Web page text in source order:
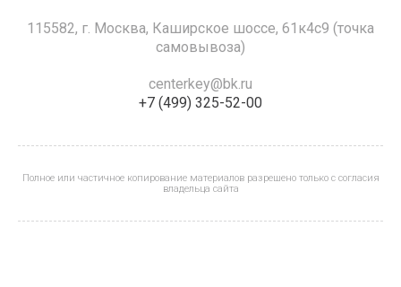
115582, г. Москва, Каширское шоссе, 61к4с9 (точка
самовывоза)
centerkey@bk.ru
+7 (499) 325-52-00
Полное или частичное копирование материалов разрешено только с согласия
владельца сайта